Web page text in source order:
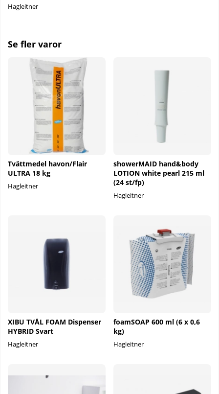
Hagleitner
Se fler varor
Tvättmedel havon/Flair
ULTRA 18 kg
Hagleitner
showerMAID hand&body
LOTION white pearl 215 ml
(24 st/fp)
Hagleitner
XIBU TVÅL FOAM Dispenser
HYBRID Svart
Hagleitner
foamSOAP 600 ml (6 x 0,6
kg)
Hagleitner